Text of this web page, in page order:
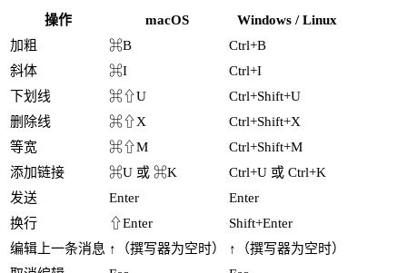
操作 macOS
Windows / Linux
加粗
⌘B
Ctrl+B
斜体
⌘I
Ctrl+I
下划线
⌘⇧U
Ctrl+Shift+U
删除线
⌘⇧X
Ctrl+Shift+X
等宽
⌘⇧M
Ctrl+Shift+M
添加链接
⌘U 或 ⌘K
Ctrl+U 或 Ctrl+K
发送
Enter
Enter
换行
⇧Enter
Shift+Enter
编辑上一条消息 ↑（撰写器为空时）
↑（撰写器为空时）